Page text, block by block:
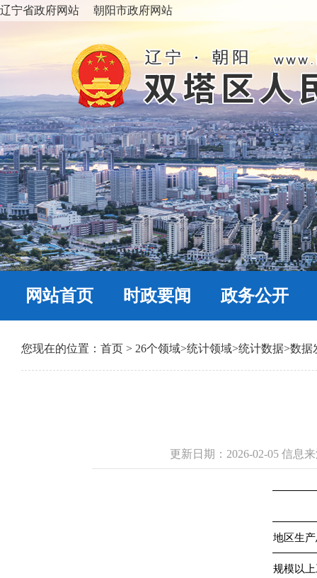
辽宁省政府网站 朝阳市政府网站
网站首页 时政要闻 政务公开
您现在的位置： 首页 > 26个领域>统计领域>统计数据>数据
更新日期：2026-02-05 信息
地区生
规模以